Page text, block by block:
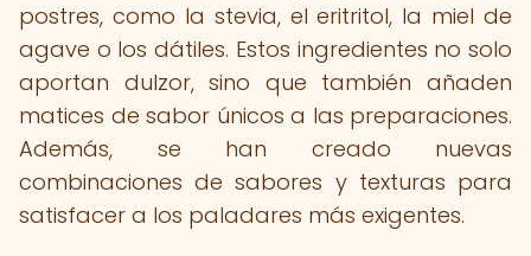
postres, como la stevia, el eritritol, la miel de
agave o los dátiles. Estos ingredientes no solo
aportan dulzor, sino que también añaden
matices de sabor únicos a las preparaciones.
Además, se han creado nuevas
combinaciones de sabores y texturas para
satisfacer a los paladares más exigentes.